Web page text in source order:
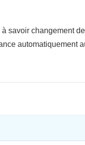
savoir changement
automatiquement